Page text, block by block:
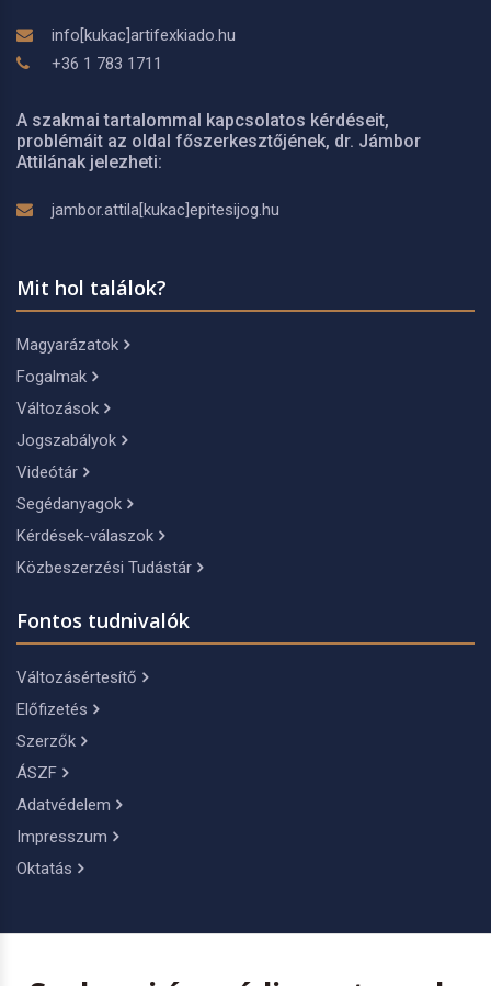
info[kukac]artifexkiado.hu
+36 1 783 1711
A szakmai tartalommal kapcsolatos kérdéseit,
problémáit az oldal főszerkesztőjének, dr. Jámbor
Attilának jelezheti:
jambor.attila[kukac]epitesijog.hu
Mit hol találok?
Magyarázatok
Fogalmak
Változások
Jogszabályok
Videótár
Segédanyagok
Kérdések-válaszok
Közbeszerzési Tudástár
Fontos tudnivalók
Változásértesítő
Előfizetés
Szerzők
ÁSZF
Adatvédelem
Impresszum
Oktatás